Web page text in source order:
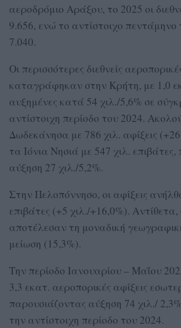
αεροδρόμιο Αράξου, το 2025 οι
9.656, ενώ το αντίστοιχο
7.040.
Οι περισσότερες διεθνείς
καταγράφηκαν στην Κρήτη, με 1,0
αυξημένες κατά 54 χιλ./5,6% σε
αντίστοιχη περίοδο του 2024.
Δωδεκάνησα με 786 χιλ. αφίξεις
τα Ιόνια Νησιά με 547 χιλ.
αύξηση 27 χιλ./5,2%.
Στην Πελοπόννησο, οι αφίξεις
επιβάτες (+5 χιλ./+16,0%).
αποτέλεσαν τη μοναδική
μείωση (15,3%).
Την περίοδο Ιανουαρίου – Μαΐου
3,3 εκατ. αεροπορικές αφίξεις
παρουσιάζοντας αύξηση 74 χιλ./
την αντίστοιχη περίοδο του 2024.